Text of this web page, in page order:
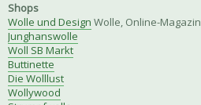
Shops
Wolle und Design Wolle, Online-Magazin
Junghanswolle
Woll SB Markt
Buttinette
Die Wolllust
Wollywood